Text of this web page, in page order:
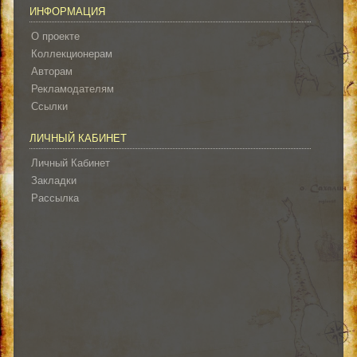
ИНФОРМАЦИЯ
О проекте
Коллекционерам
Авторам
Рекламодателям
Ссылки
ЛИЧНЫЙ КАБИНЕТ
Личный Кабинет
Закладки
Рассылка